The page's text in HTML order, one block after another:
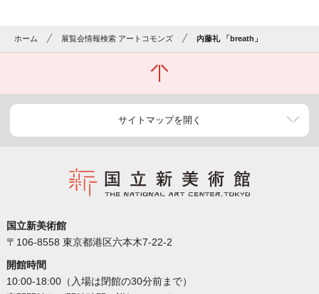
ホーム 展覧会情報検索 アートコモンズ 内藤礼 「breath」
サイトマップを開く
国立新美術館
〒106-8558 東京都港区六本木7-22-2
開館時間
10:00-18:00（入場は閉館の30分前まで）